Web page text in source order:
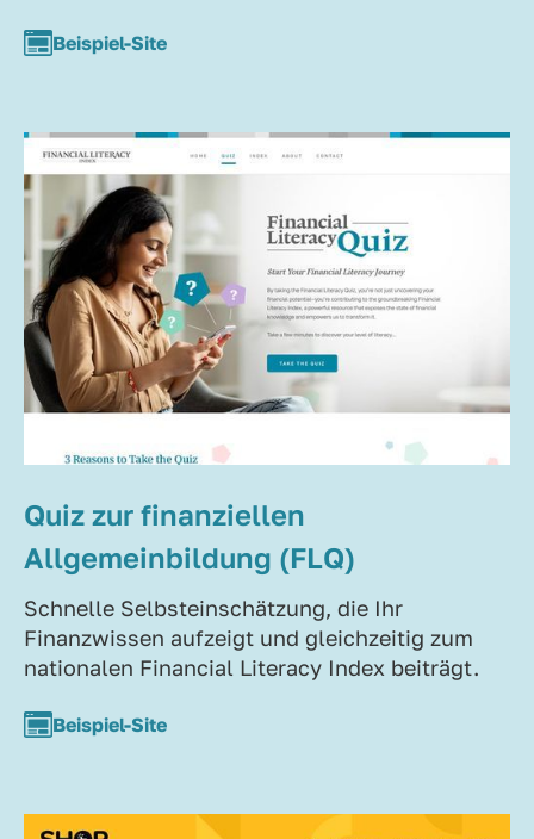
Beispiel-Site
Quiz zur finanziellen
Allgemeinbildung (FLQ)
Schnelle Selbsteinschätzung, die Ihr
Finanzwissen aufzeigt und gleichzeitig zum
nationalen Financial Literacy Index beiträgt.
Beispiel-Site